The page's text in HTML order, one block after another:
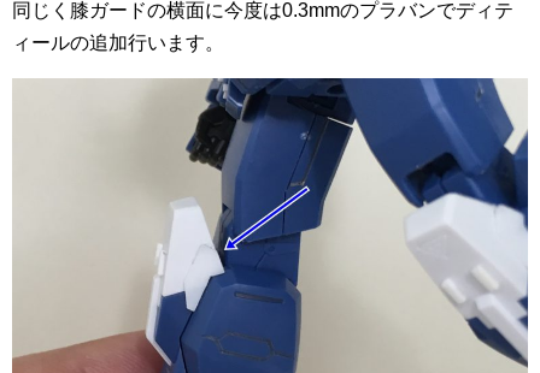
同じく膝ガードの横面に今度は0.3mmのプラバンでディテ
ィールの追加行います。